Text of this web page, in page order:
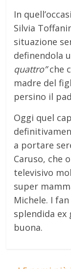
In
Silvia
situazione
definendola
quattro”che
madre del
persino il
Oggi quel
a portare
Caruso, che
televisivo
super
Michele. I
splendida ex
buona.